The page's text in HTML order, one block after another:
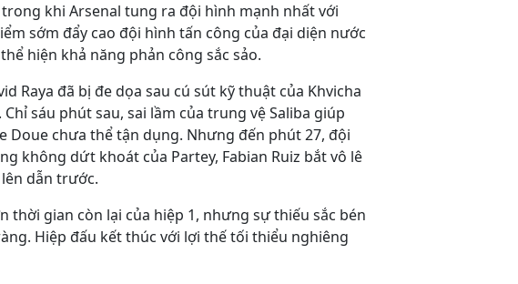
khi Arsenal tung ra đội hình mạnh nhất với
sớm đẩy cao đội hình tấn công của đại diện nước
hiện khả năng phản công sắc sảo.
Raya đã bị đe dọa sau cú sút kỹ thuật của Khvicha
sáu phút sau, sai lầm của trung vệ Saliba giúp
Doue chưa thể tận dụng. Nhưng đến phút 27, đội
không dứt khoát của Partey, Fabian Ruiz bắt vô lê
dẫn trước.
gian còn lại của hiệp 1, nhưng sự thiếu sắc bén
Hiệp đấu kết thúc với lợi thế tối thiểu nghiêng